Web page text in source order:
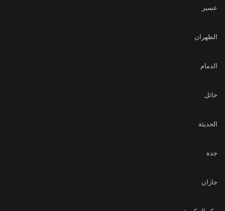
عسير
الظهران
الدمام
حائل
الحديثة
جدة
جازان